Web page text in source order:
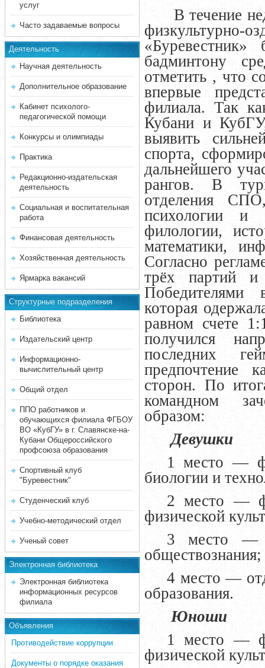
услуг
Часто задаваемые вопросы
Деятельность
Научная деятельность
Дополнительное образование
Кабинет психолого-
педагогической помощи
Конкурсы и олимпиады
Практика
Редакционно-издательская
деятельность
Социальная и воспитательная
работа
Финансовая деятельность
Хозяйственная деятельность
Ярмарка вакансий
Структурные подразделения
Библиотека
Издательский центр
Информационно-
вычислительный центр
Общий отдел
ППО работников и
обучающихся филиала ФГБОУ
ВО «КубГУ» в г. Славянске-на-
Кубани Общероссийского
профсоюза образования
Спортивный клуб
"Буревестник"
Студенческий клуб
Учебно-методический отдел
Ученый совет
Электронная библиотека
Электронная библиотека
информационных ресурсов
филиала
Объявления
Противодействие коррупции
Документы о порядке оказания
В течение
бадминтону
отметить , что
впервые
филиала. Так
Кубани и
выявить
спорта,
дальнейшего
рангов.В
отделения
психологии и
филологии,
математики,
Согласно
трёх партий и
Победителями
которая
равном счете
получился
последних
предпочтение
сторон. По
командном
образом:
Девушки
1 место —
биологии и
2 место —
физической
3 место —
обществознания;
4 место —
образования.
Юноши
1 место —
физической